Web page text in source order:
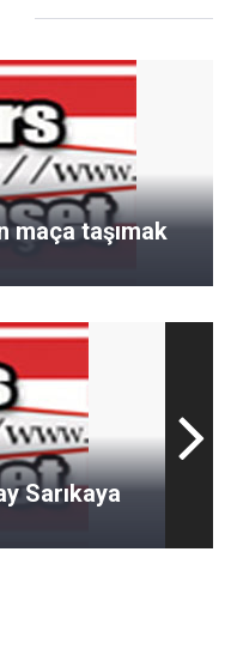
maça taşımak
Sarıkaya